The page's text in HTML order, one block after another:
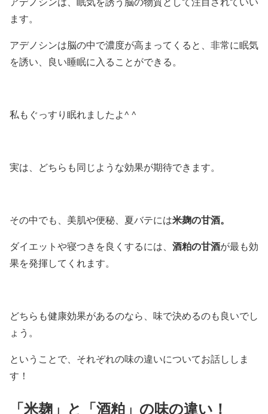
ます。
アデノシンは脳の中で濃度が高まってくると、非常に眠気
を誘い、良い睡眠に入ることができる。
私もぐっすり眠れましたよ^ ^
実は、どちらも同じような効果が期待できます。
その中でも、美肌や便秘、夏バテには米麹の甘酒。
ダイエットや寝つきを良くするには、 酒粕の甘酒が最も効
果を発揮してくれます。
どちらも健康効果があるのなら、味で決めるのも良いでし
ょう。
ということで、それぞれの味の違いについてお話ししま
す！
「米麹」と「酒粕」の味の違い！